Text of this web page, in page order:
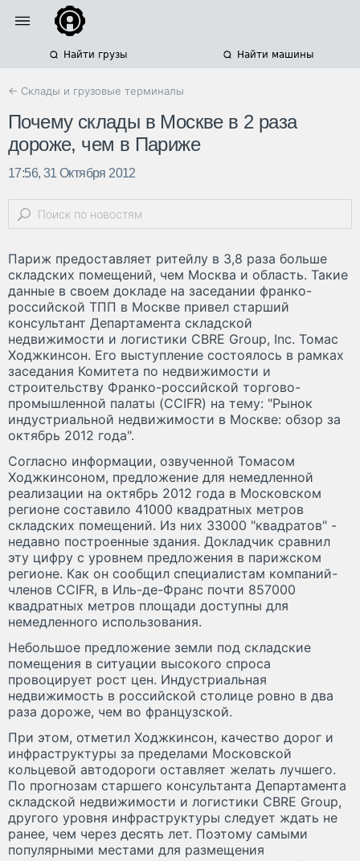
Найти грузы Найти машины
← Склады и грузовые терминалы
Почему склады в Москве в 2 раза
дороже, чем в Париже
17:56, 31 Октября 2012
Париж предоставляет ритейлу в 3,8 раза больше
складских помещений, чем Москва и область. Такие
данные в своем докладе на заседании франко-
российской ТПП в Москве привел старший
консультант Департамента складской
недвижимости и логистики CBRE Group, Inc. Томас
Ходжкинсон. Его выступление состоялось в рамках
заседания Комитета по недвижимости и
строительству Франко-российской торгово-
промышленной палаты (CCIFR) на тему: "Рынок
индустриальной недвижимости в Москве: обзор за
октябрь 2012 года".
Согласно информации, озвученной Томасом
Ходжкинсоном, предложение для немедленной
реализации на октябрь 2012 года в Московском
регионе составило 41000 квадратных метров
складских помещений. Из них 33000 "квадратов" -
недавно построенные здания. Докладчик сравнил
эту цифру с уровнем предложения в парижском
регионе. Как он сообщил специалистам компаний-
членов CCIFR, в Иль-де-Франс почти 857000
квадратных метров площади доступны для
немедленного использования.
Небольшое предложение земли под складские
помещения в ситуации высокого спроса
провоцирует рост цен. Индустриальная
недвижимость в российской столице ровно в два
раза дороже, чем во французской.
При этом, отметил Ходжкинсон, качество дорог и
инфраструктуры за пределами Московской
кольцевой автодороги оставляет желать лучшего.
По прогнозам старшего консультанта Департамента
складской недвижимости и логистики CBRE Group,
другого уровня инфраструктуры следует ждать не
ранее, чем через десять лет. Поэтому самыми
популярными местами для размещения